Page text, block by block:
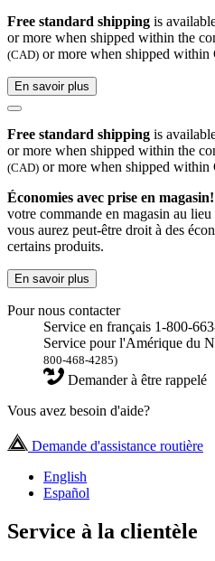
Free standard shipping is
or more when shipped within the
(CAD) or more when shipped within
En savoir plus
Free standard shipping is
or more when shipped within the
(CAD) or more when shipped within
Économies avec prise en magasin!
votre commande en magasin au
vous aurez peut-être droit à des
certains produits.
En savoir plus
Pour nous contacter
Service en français 1-800-
Service pour l'Amérique du
800-468-4285)
Demander à être rappelé
Vous avez besoin d'aide?
Demande d'assistance routière
English
Español
Service à la clientèle